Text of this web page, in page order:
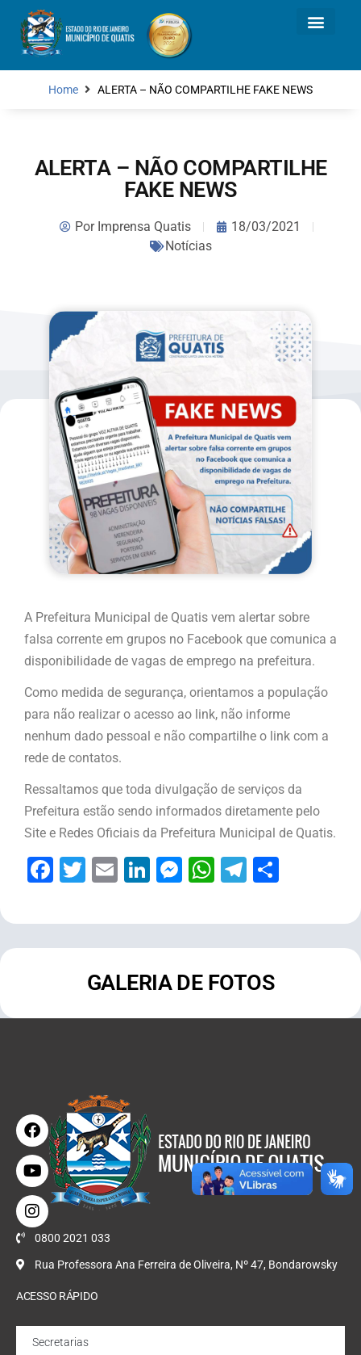
Home ALERTA – NÃO COMPARTILHE FAKE NEWS
ALERTA – NÃO COMPARTILHE
FAKE NEWS
PorImprensa Quatis
18/03/2021
Notícias
A Prefeitura Municipal de Quatis vem alertar sobre
falsa corrente em grupos no Facebook que comunica a
disponibilidade de vagas de emprego na prefeitura.
Como medida de segurança, orientamos a população
para não realizar o acesso ao link, não informe
nenhum dado pessoal e não compartilhe o link com a
rede de contatos.
Ressaltamos que toda divulgação de serviços da
Prefeitura estão sendo informados diretamente pelo
Site e Redes Oficiais da Prefeitura Municipal de Quatis.
Facebook
Twitter
EmailLinkedIn
Messenger
WhatsApp
Telegram
GALERIA DE FOTOS
0800 2021 033
Rua Professora Ana Ferreira de Oliveira, Nº 47, Bondarowsky
ACESSO RÁPIDO
Secretarias